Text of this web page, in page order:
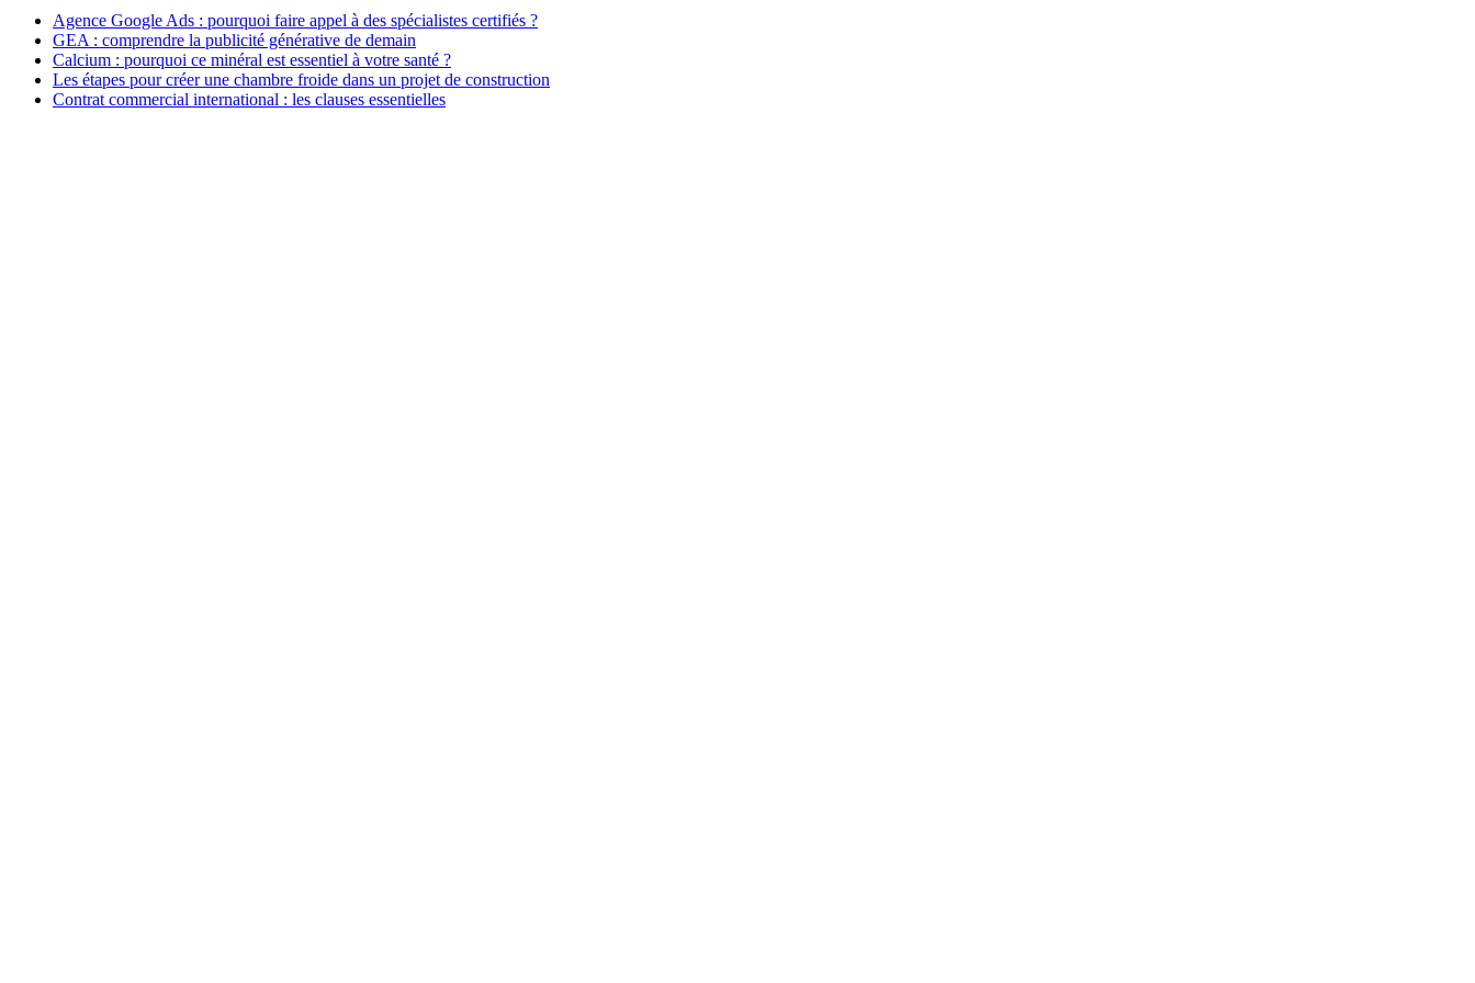
Agence Google Ads : pourquoi faire appel à des spécialistes certifiés ?
GEA : comprendre la publicité générative de demain
Calcium : pourquoi ce minéral est essentiel à votre santé ?
Les étapes pour créer une chambre froide dans un projet de construction
Contrat commercial international : les clauses essentielles